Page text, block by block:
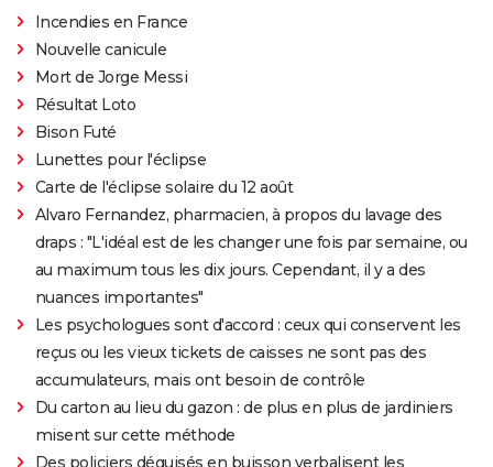
Incendies en France
Nouvelle canicule
Mort de Jorge Messi
Résultat Loto
Bison Futé
Lunettes pour l'éclipse
Carte de l'éclipse solaire du 12 août
Alvaro Fernandez, pharmacien, à propos du lavage des
draps : "L'idéal est de les changer une fois par semaine, ou
au maximum tous les dix jours. Cependant, il y a des
nuances importantes"
Les psychologues sont d'accord : ceux qui conservent les
reçus ou les vieux tickets de caisses ne sont pas des
accumulateurs, mais ont besoin de contrôle
Du carton au lieu du gazon : de plus en plus de jardiniers
misent sur cette méthode
Des policiers déguisés en buisson verbalisent les